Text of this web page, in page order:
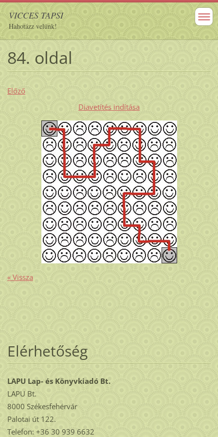
VICCES TAPSI
Hahotázz velünk!
84. oldal
Előző
Diavetítés indítása
« Vissza
Elérhetőség
LAPU Lap- és Könyvkiadó Bt.
LAPU Bt.
8000 Székesfehérvár
Palotai út 122.
Telefon: +36 30 939 6632